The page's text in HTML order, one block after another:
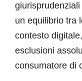
un equilibrio tra
contesto
esclusioni
consumatore di